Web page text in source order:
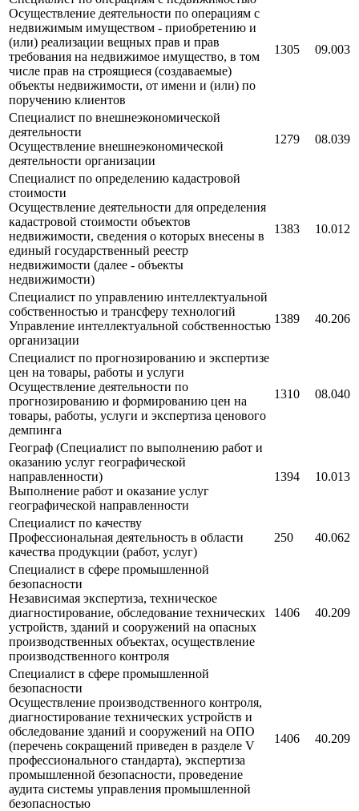
Осуществление деятельности по операциям с
недвижимым имуществом - приобретению и
(или) реализации вещных прав и прав
требования на недвижимое имущество, в том
числе прав на строящиеся (создаваемые)
объекты недвижимости, от имени и (или) по
поручению клиентов
1305 09.003
Специалист по внешнеэкономической
деятельности
Осуществление внешнеэкономической
деятельности организации
1279 08.039
Специалист по определению кадастровой
стоимости
Осуществление деятельности для определения
кадастровой стоимости объектов
недвижимости, сведения о которых внесены в
единый государственный реестр
недвижимости (далее - объекты
недвижимости)
1383 10.012
Специалист по управлению интеллектуальной
собственностью и трансферу технологий
Управление интеллектуальной собственностью
организации
1389 40.206
Специалист по прогнозированию и экспертизе
цен на товары, работы и услуги
Осуществление деятельности по
прогнозированию и формированию цен на
товары, работы, услуги и экспертиза ценового
демпинга
1310 08.040
Географ (Специалист по выполнению работ и
оказанию услуг географической
направленности)
Выполнение работ и оказание услуг
географической направленности
1394 10.013
Специалист по качеству
Профессиональная деятельность в области
качества продукции (работ, услуг)
250 40.062
Специалист в сфере промышленной
безопасности
Независимая экспертиза, техническое
диагностирование, обследование технических
устройств, зданий и сооружений на опасных
производственных объектах, осуществление
производственного контроля
1406 40.209
Специалист в сфере промышленной
безопасности
Осуществление производственного контроля,
диагностирование технических устройств и
обследование зданий и сооружений на ОПО
(перечень сокращений приведен в разделе V
профессионального стандарта), экспертиза
промышленной безопасности, проведение
аудита системы управления промышленной
безопасностью
1406 40.209